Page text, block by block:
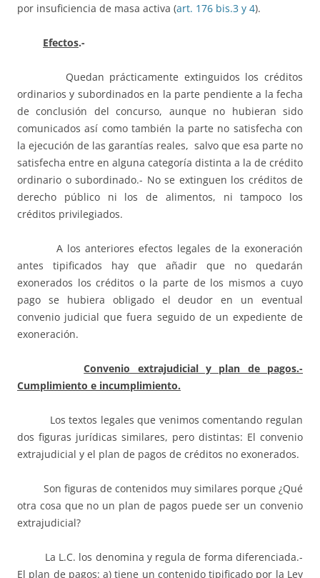
por insuficiencia de masa activa (art. 176 bis.3 y 4).
Efectos.-
Quedan prácticamente extinguidos los créditos
ordinarios y subordinados en la parte pendiente a la fecha
de conclusión del concurso, aunque no hubieran sido
comunicados así como también la parte no satisfecha con
la ejecución de las garantías reales, salvo que esa parte no
satisfecha entre en alguna categoría distinta a la de crédito
ordinario o subordinado.- No se extinguen los créditos de
derecho público ni los de alimentos, ni tampoco los
créditos privilegiados.
A los anteriores efectos legales de la exoneración
antes tipificados hay que añadir que no quedarán
exonerados los créditos o la parte de los mismos a cuyo
pago se hubiera obligado el deudor en un eventual
convenio judicial que fuera seguido de un expediente de
exoneración.
Convenio extrajudicial y plan de pagos.-
Cumplimiento e incumplimiento.
Los textos legales que venimos comentando regulan
dos figuras jurídicas similares, pero distintas: El convenio
extrajudicial y el plan de pagos de créditos no exonerados.
Son figuras de contenidos muy similares porque ¿Qué
otra cosa que no un plan de pagos puede ser un convenio
extrajudicial?
La L.C. los denomina y regula de forma diferenciada.-
El plan de pagos: a) tiene un contenido tipificado por la Ley